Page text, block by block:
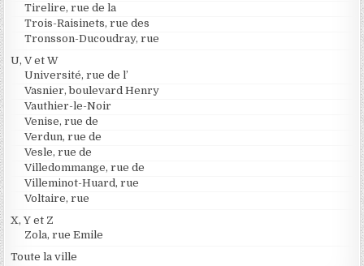
Tirelire, rue de la
Trois-Raisinets, rue des
Tronsson-Ducoudray, rue
U, V et W
Université, rue de l’
Vasnier, boulevard Henry
Vauthier-le-Noir
Venise, rue de
Verdun, rue de
Vesle, rue de
Villedommange, rue de
Villeminot-Huard, rue
Voltaire, rue
X, Y et Z
Zola, rue Emile
Toute la ville